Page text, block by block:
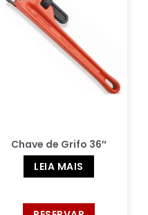
Chave de Grifo 36″
LEIA MAIS